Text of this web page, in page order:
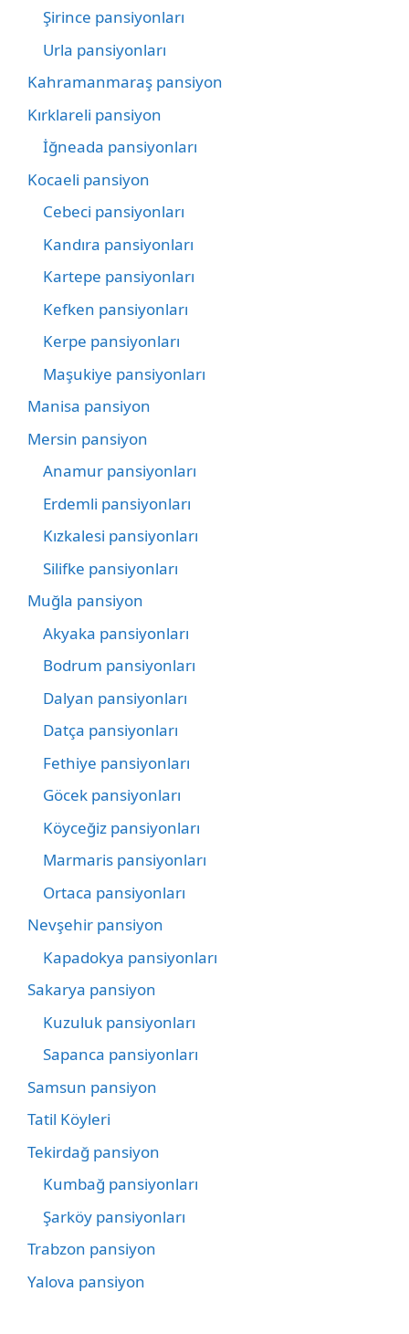
Şirince pansiyonları
Urla pansiyonları
Kahramanmaraş pansiyon
Kırklareli pansiyon
İğneada pansiyonları
Kocaeli pansiyon
Cebeci pansiyonları
Kandıra pansiyonları
Kartepe pansiyonları
Kefken pansiyonları
Kerpe pansiyonları
Maşukiye pansiyonları
Manisa pansiyon
Mersin pansiyon
Anamur pansiyonları
Erdemli pansiyonları
Kızkalesi pansiyonları
Silifke pansiyonları
Muğla pansiyon
Akyaka pansiyonları
Bodrum pansiyonları
Dalyan pansiyonları
Datça pansiyonları
Fethiye pansiyonları
Göcek pansiyonları
Köyceğiz pansiyonları
Marmaris pansiyonları
Ortaca pansiyonları
Nevşehir pansiyon
Kapadokya pansiyonları
Sakarya pansiyon
Kuzuluk pansiyonları
Sapanca pansiyonları
Samsun pansiyon
Tatil Köyleri
Tekirdağ pansiyon
Kumbağ pansiyonları
Şarköy pansiyonları
Trabzon pansiyon
Yalova pansiyon